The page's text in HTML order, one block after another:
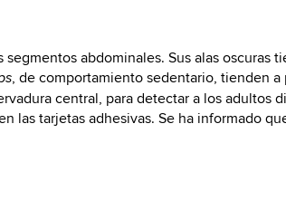
abdominales. Sus alas oscuras
, de comportamiento sedentario, tienden a
central, para detectar a los adultos
tarjetas adhesivas. Se ha informado